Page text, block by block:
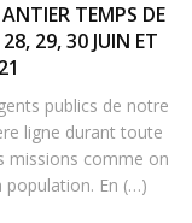
TEMPS DE
29, 30 JUIN ET
publics de notre
ligne durant toute
missions comme on
population. En (…)